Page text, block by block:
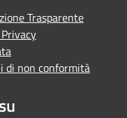
Trasparente
di non conformità